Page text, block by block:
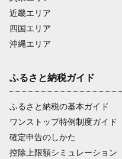
近畿エリア
四国エリア
沖縄エリア
ふるさと納税ガイド
ふるさと納税の基本ガイド
ワンストップ特例制度ガイド
確定申告のしかた
控除上限額シミュレーション